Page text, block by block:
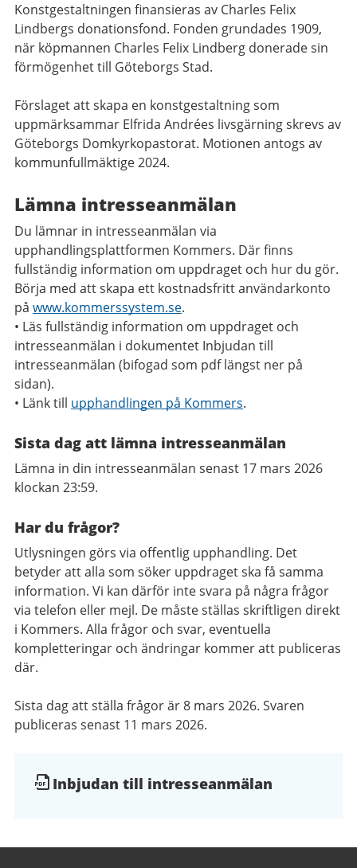
Konstgestaltningen finansieras av Charles Felix
Lindbergs donationsfond. Fonden grundades 1909,
när köpmannen Charles Felix Lindberg donerade sin
förmögenhet till Göteborgs Stad.
Förslaget att skapa en konstgestaltning som
uppmärksammar Elfrida Andrées livsgärning skrevs av
Göteborgs Domkyrkopastorat. Motionen antogs av
kommunfullmäktige 2024.
Lämna intresseanmälan
Du lämnar in intresseanmälan via
upphandlingsplattformen Kommers. Där finns
fullständig information om uppdraget och hur du gör.
Börja med att skapa ett kostnadsfritt användarkonto
på www.kommerssystem.se.
• Läs fullständig information om uppdraget och
intresseanmälan i dokumentet Inbjudan till
intresseanmälan (bifogad som pdf längst ner på
sidan).
• Länk till upphandlingen på Kommers.
Sista dag att lämna intresseanmälan
Lämna in din intresseanmälan senast 17 mars 2026
klockan 23:59.
Har du frågor?
Utlysningen görs via offentlig upphandling. Det
betyder att alla som söker uppdraget ska få samma
information. Vi kan därför inte svara på några frågor
via telefon eller mejl. De måste ställas skriftligen direkt
i Kommers. Alla frågor och svar, eventuella
kompletteringar och ändringar kommer att publiceras
där.
Sista dag att ställa frågor är 8 mars 2026. Svaren
publiceras senast 11 mars 2026.
Dokument
filer
Inbjudan till intresseanmälan